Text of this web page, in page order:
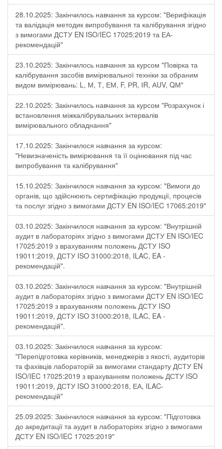
28.10.2025: Закінчилось навчання за курсом: "Верифікація
та валідація методик випробування та калібрування згідно
з вимогами ДСТУ EN ISO/IEC 17025:2019 та ЕА-
рекомендацій"
23.10.2025: Закінчилось навчання за курсом "Повірка та
калібрування засобів вимірювальної техніки за обраним
видом вимірювань: L, М, Т, ЕМ, F, РR, ІR, АUV, QМ"
22.10.2025: Закінчилось навчання за курсом "Розрахунок і
встановлення міжкалібрувальних інтервалів
вимірювального обладнання"
17.10.2025: Закінчилося навчання за курсом:
"Невизначеність вимірювання та її оцінювання під час
випробування та калібрування"
15.10.2025: Закінчилося навчання за курсом: "Вимоги до
органів, що здійснюють сертифікацію продукції, процесів
та послуг згідно з вимогами ДСТУ EN ISO/IEC 17065:2019"
03.10.2025: Закінчилося навчання за курсом: "Внутрішній
аудит в лабораторіях згідно з вимогами ДСТУ EN ISO/IEC
17025:2019 з врахуванням положень ДСТУ ISO
19011:2019, ДСТУ ISO 31000:2018, ILAC, EA -
рекомендацій".
03.10.2025: Закінчилося навчання за курсом: "Внутрішній
аудит в лабораторіях згідно з вимогами ДСТУ EN ISO/IEC
17025:2019 з врахуванням положень ДСТУ ISO
19011:2019, ДСТУ ISO 31000:2018, ILAC, EA -
рекомендацій".
03.10.2025: Закінчилося навчання за курсом:
"Перепідготовка керівників, менеджерів з якості, аудиторів
та фахівців лабораторій за вимогами стандарту ДСТУ EN
ISO/IEC 17025:2019 з врахуванням положень ДСТУ ISO
19011:2019, ДСТУ ISO 31000:2018, ЕА, ILAC-
рекомендацій"
25.09.2025: Закінчилося навчання за курсом: "Підготовка
до акредитації та аудит в лабораторіях згідно з вимогами
ДСТУ EN ISO/IEC 17025:2019"